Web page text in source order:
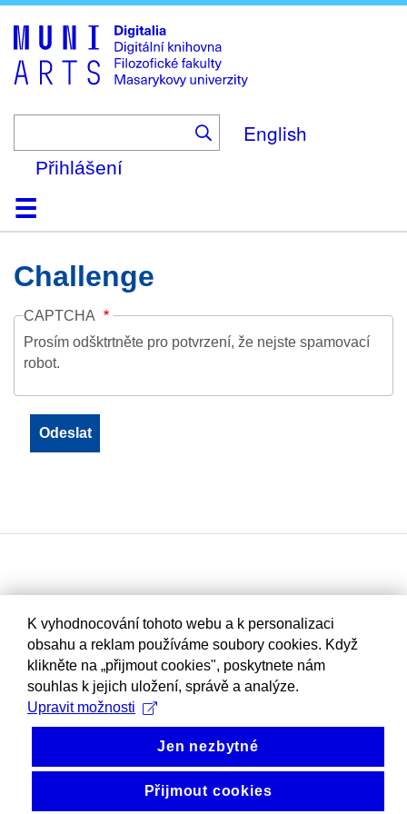
to
main
content
English
Přihlášení
DomůKolekce
Prohlížení
Vyhledávání
O platformě
Nápověda
KontaktDigitalia
Challenge
CAPTCHA
Prosím odšktrtněte pro potvrzení, že nejste spamovací
robot.
K vyhodnocování tohoto webu a k personalizaci
obsahu a reklam používáme soubory cookies. Když
klikněte na „přijmout cookies", poskytnete nám
souhlas k jejich uložení, správě a analýze.
Upravit možnosti
Jen nezbytné
Přijmout cookies